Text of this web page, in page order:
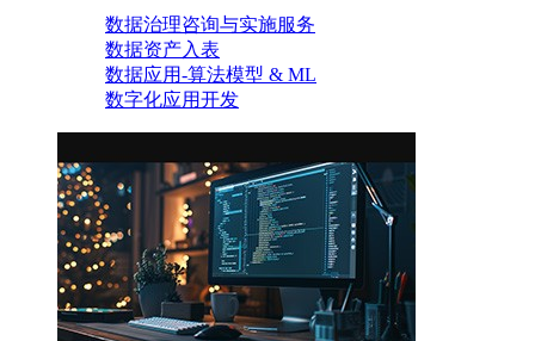
数据治理咨询与实施服务
数据资产入表
数据应用-算法模型 & ML
数字化应用开发